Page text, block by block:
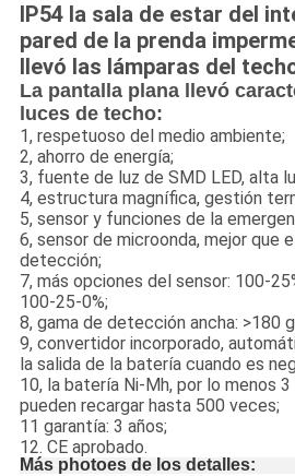
IP54 la sala de estar del
pared de la prenda
llevó las lámparas del
La pantalla plana llevó
luces de techo:
1, respetuoso del medio ambiente;
2, ahorro de energía;
3, fuente de luz de SMD LED, alta
4, estructura magnífica, gestión
5, sensor y funciones de la
6, sensor de microonda, mejor que
detección;
7, más opciones del sensor: 100-
100-25-0%;
8, gama de detección ancha: >180
9, convertidor incorporado,
la salida de la batería cuando es
10, la batería Ni-Mh, por lo menos
pueden recargar hasta 500 veces;
11 garantía: 3 años;
12. CE aprobado.
Más photoes de los detalles: